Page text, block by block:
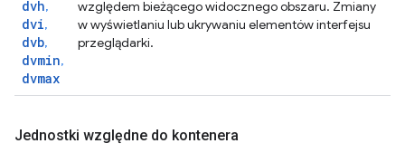
dvh,
dvi,
dvb,
dvmin,
dvmax
względem bieżącego widocznego obszaru. Zmiany
w wyświetlaniu lub ukrywaniu elementów interfejsu
przeglądarki.
Jednostki względne do kontenera